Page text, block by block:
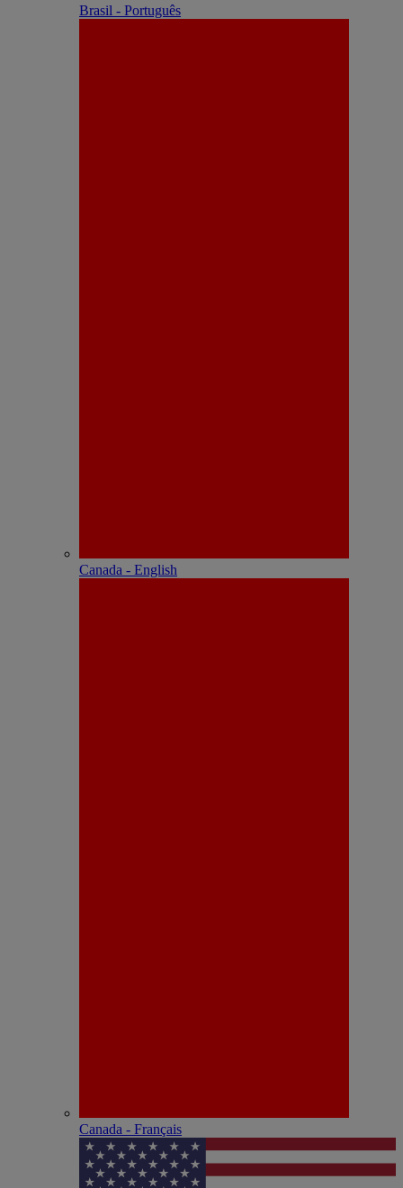
Brasil - Português
Canada - English
Canada - Français